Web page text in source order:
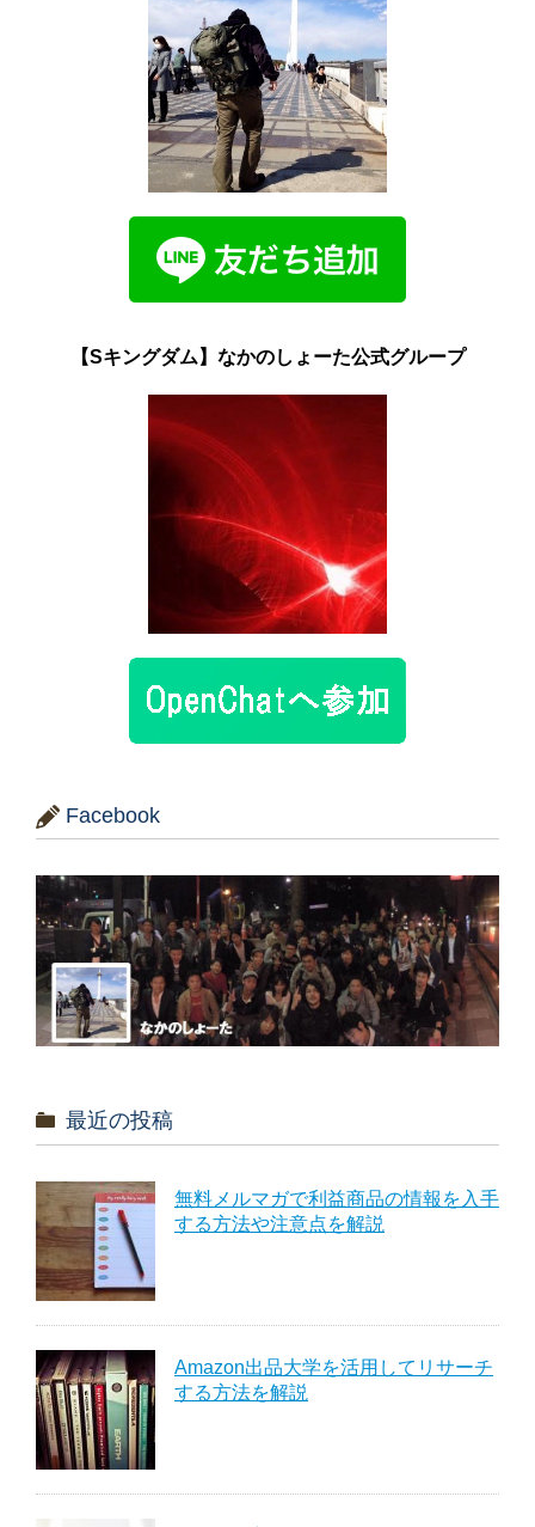
【Sキングダム】なかのしょーた公式グループ
Facebook
最近の投稿
無料メルマガで利益商品の情報を入手
する方法や注意点を解説
Amazon出品大学を活用してリサーチ
する方法を解説